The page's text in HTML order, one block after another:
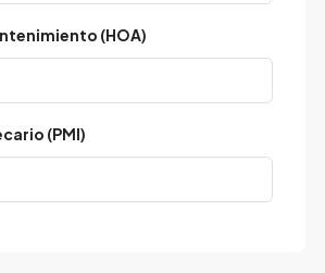
(HOA)
(PMI)